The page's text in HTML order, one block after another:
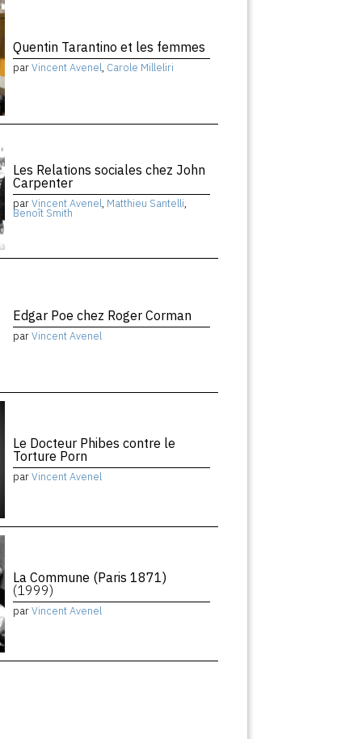
Quentin Tarantino et les femmes
parVincent Avenel, Carole Milleliri
Les Relations sociales chez John
Carpenter
parVincent Avenel, Matthieu Santelli,
Benoît Smith
Edgar Poe chez Roger Corman
parVincent Avenel
Le Docteur Phibes contre le
Torture Porn
parVincent Avenel
La Commune (Paris 1871)
(1999)
parVincent Avenel